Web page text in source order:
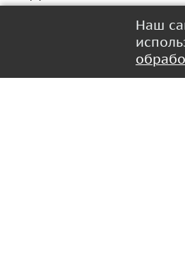
Крепление Baseus не только
вождения. WXJN-01 имеет
отверстия, а функция
потребностями.
Наш